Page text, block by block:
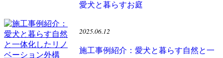
愛犬と暮らすお庭
2025.06.12
施工事例紹介：愛犬と暮らす自然と一